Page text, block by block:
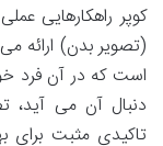
کوپر راهکارهایی
(تصویر بدن) ارائه
است که در آن فرد
دنبال آن می آید،
تاکیدی مثبت برای